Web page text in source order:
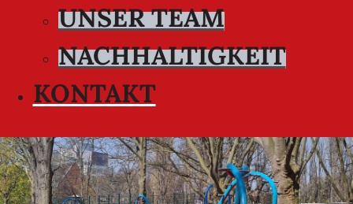
UNSER TEAM
NACHHALTIGKEIT
KONTAKT